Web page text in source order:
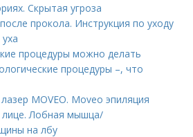
Скрытая угроза
прокола. Инструкция по уходу
процедуры можно делать
процедуры –, что
MOVEO. Moveo эпиляция
лице. Лобная мышца/
на лбу